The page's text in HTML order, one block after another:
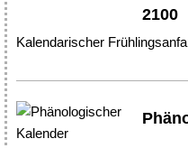
2100
Kalendarischer